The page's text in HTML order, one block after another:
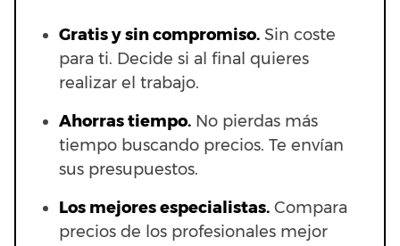
Gratis y sin compromiso. Sin coste
para ti. Decide si al final quieres
realizar el trabajo.
Ahorras tiempo. No pierdas más
tiempo buscando precios. Te envían
sus presupuestos.
Los mejores especialistas. Compara
precios de los profesionales mejor